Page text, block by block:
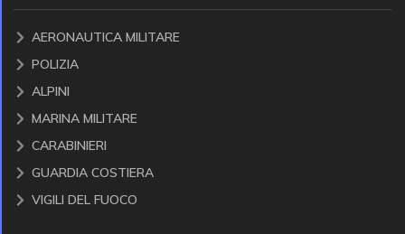
AERONAUTICA MILITARE
POLIZIA
ALPINI
MARINA MILITARE
CARABINIERI
GUARDIA COSTIERA
VIGILI DEL FUOCO